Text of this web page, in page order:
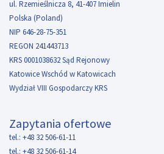
ul. Rzemieślnicza 8, 41-407 Imielin
Polska (Poland)
NIP 646-28-75-351
REGON 241443713
KRS 0001038632 Sąd Rejonowy
Katowice Wschód w Katowicach
Wydział VIII Gospodarczy KRS
Zapytania ofertowe
tel.: +48 32 506-61-11
tel.: +48 32 506-61-14